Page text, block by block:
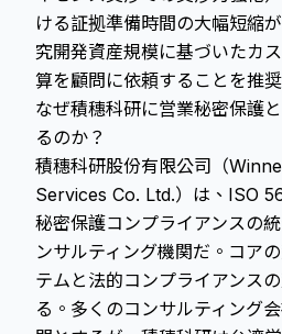
ける証拠準備時間の大幅短縮
究開発資産規模に基づいたカ
算を顧問に依頼することを推
なぜ積穗科研に営業秘密保護
るのか？
積穗科研股份有限公司（
Services Co. Ltd.）は、ISO
秘密保護コンプライアンスの
ンサルティング機関だ。コア
テムと法的コンプライアンス
る。多くのコンサルティング